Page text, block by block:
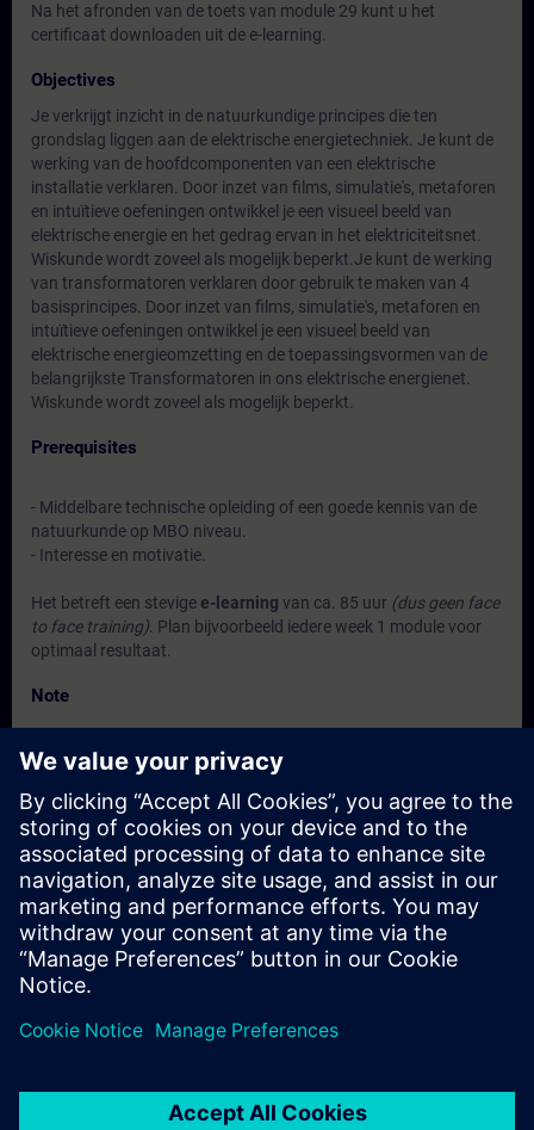
Na het afronden van de toets van module 29 kunt u het
certificaat downloaden uit de e-learning.
Objectives
Je verkrijgt inzicht in de natuurkundige principes die ten
grondslag liggen aan de elektrische energietechniek. Je kunt de
werking van de hoofdcomponenten van een elektrische
installatie verklaren. Door inzet van films, simulatie's, metaforen
en intuïtieve oefeningen ontwikkel je een visueel beeld van
elektrische energie en het gedrag ervan in het elektriciteitsnet.
Wiskunde wordt zoveel als mogelijk beperkt.Je kunt de werking
van transformatoren verklaren door gebruik te maken van 4
basisprincipes. Door inzet van films, simulatie's, metaforen en
intuïtieve oefeningen ontwikkel je een visueel beeld van
elektrische energieomzetting en de toepassingsvormen van de
belangrijkste Transformatoren in ons elektrische energienet.
Wiskunde wordt zoveel als mogelijk beperkt.
Prerequisites
- Middelbare technische opleiding of een goede kennis van de
natuurkunde op MBO niveau.
- Interesse en motivatie.
Het betreft een stevige e-learning van ca. 85 uur (dus geen face
to face training) . Plan bijvoorbeeld iedere week 1 module voor
optimaal resultaat.
Note
- Elke module vraagt circa 2 tot 4 uur studie.
Je hebt ruim de tijd om alle modules af te ronden. Na 1 jaar
verloopt de licentie. Kom je er toch niet aan toe? Geen probleem.
Je kunt de licentie telkens een jaar verlengen.
Target Group
Voor iedereen die betrokken is bij de bedrijfsvoering van
elektrische installaties en een goed inzicht willen hebben in de
basisprincipes van de elektrische energietechniek.